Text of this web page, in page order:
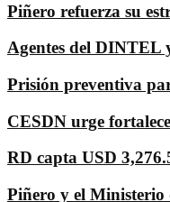
Piñero refuerza su
Agentes del DINTEL
Prisión preventiva
CESDN urge
RD capta USD
Piñero y el